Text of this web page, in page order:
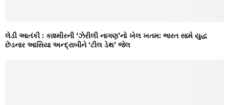
લેડી આતંકી : કાશ્મીરની ‘ઝેરીલી નાગણ’નો ખેલ ખતમ: ભારત સામે યુદ્ધ
છેડનાર આસિયા અન્દ્રાબીને ‘ટીલ ડેથ’ જેલ